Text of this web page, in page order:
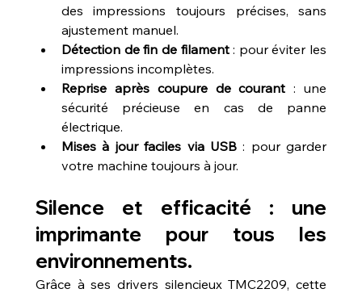
des impressions toujours précises, sans
ajustement manuel.
Détection de fin de filament : pour éviter les
impressions incomplètes.
Reprise après coupure de courant : une
sécurité précieuse en cas de panne
électrique.
Mises à jour faciles via USB : pour garder
votre machine toujours à jour.
Silence et efficacité : une
imprimante pour tous les
environnements.
Grâce à ses drivers silencieux TMC2209, cette